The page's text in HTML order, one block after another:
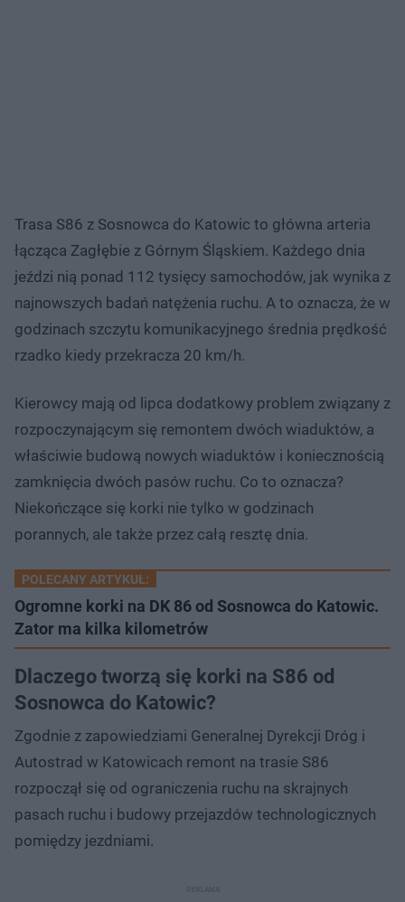
Trasa S86 z Sosnowca do Katowic to główna arteria
łącząca Zagłębie z Górnym Śląskiem. Każdego dnia
jeździ nią ponad 112 tysięcy samochodów, jak wynika z
najnowszych badań natężenia ruchu. A to oznacza, że w
godzinach szczytu komunikacyjnego średnia prędkość
rzadko kiedy przekracza 20 km/h.
Kierowcy mają od lipca dodatkowy problem związany z
rozpoczynającym się remontem dwóch wiaduktów, a
właściwie budową nowych wiaduktów i koniecznością
zamknięcia dwóch pasów ruchu. Co to oznacza?
Niekończące się korki nie tylko w godzinach
porannych, ale także przez całą resztę dnia.
POLECANY ARTYKUŁ:
Ogromne korki na DK 86 od Sosnowca do Katowic.
Zator ma kilka kilometrów
Dlaczego tworzą się korki na S86 od
Sosnowca do Katowic?
Zgodnie z zapowiedziami Generalnej Dyrekcji Dróg i
Autostrad w Katowicach remont na trasie S86
rozpoczął się od ograniczenia ruchu na skrajnych
pasach ruchu i budowy przejazdów technologicznych
pomiędzy jezdniami.